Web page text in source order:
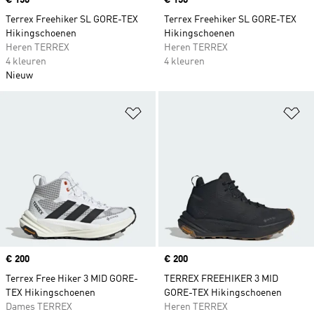
Terrex Freehiker SL GORE-TEX
Hikingschoenen
Heren TERREX
4 kleuren
Nieuw
Terrex Freehiker SL GORE-TEX
Hikingschoenen
Heren TERREX
4 kleuren
Price
€ 200
Terrex Free Hiker 3 MID GORE-
TEX Hikingschoenen
Dames TERREX
Price
€ 200
TERREX FREEHIKER 3 MID
GORE-TEX Hikingschoenen
Heren TERREX